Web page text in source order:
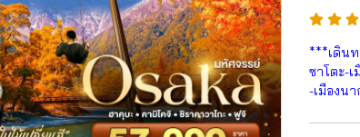
***เดินท
ซาโตะ-
-เมืองน